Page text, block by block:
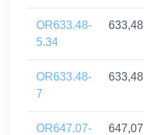
OR633.48-
5.34
633,48
OR633.48-
7
633,48
OR647.07-
647,07